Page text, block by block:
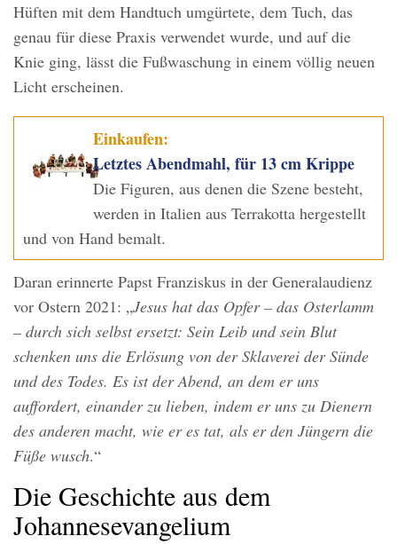
Hüften mit dem Handtuch umgürtete, dem Tuch, das
genau für diese Praxis verwendet wurde, und auf die
Knie ging, lässt die Fußwaschung in einem völlig neuen
Licht erscheinen.
Einkaufen:
Letztes Abendmahl, für 13 cm Krippe
Die Figuren, aus denen die Szene besteht,
werden in Italien aus Terrakotta hergestellt
und von Hand bemalt.
Daran erinnerte Papst Franziskus in der Generalaudienz
vor Ostern 2021: „Jesus hat das Opfer – das Osterlamm
– durch sich selbst ersetzt: Sein Leib und sein Blut
schenken uns die Erlösung von der Sklaverei der Sünde
und des Todes. Es ist der Abend, an dem er uns
auffordert, einander zu lieben, indem er uns zu Dienern
des anderen macht, wie er es tat, als er den Jüngern die
Füße wusch.“
Die Geschichte aus dem
Johannesevangelium